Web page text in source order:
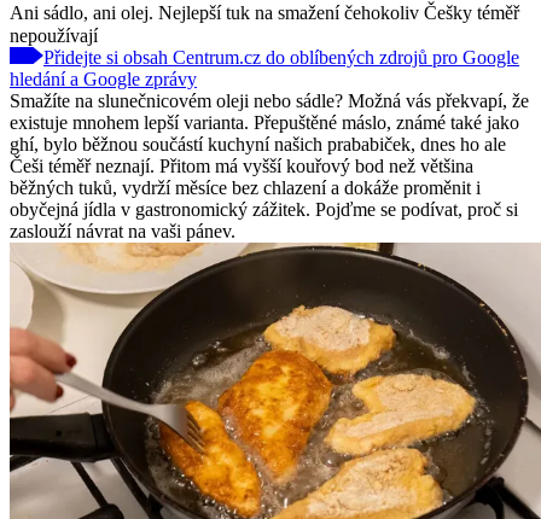
Ani sádlo, ani olej. Nejlepší tuk na smažení čehokoliv Češky téměř
nepoužívají
Přidejte si obsah Centrum.cz do oblíbených zdrojů pro Google
hledání a Google zprávy
Smažíte na slunečnicovém oleji nebo sádle? Možná vás překvapí, že
existuje mnohem lepší varianta. Přepuštěné máslo, známé také jako
ghí, bylo běžnou součástí kuchyní našich prababiček, dnes ho ale
Češi téměř neznají. Přitom má vyšší kouřový bod než většina
běžných tuků, vydrží měsíce bez chlazení a dokáže proměnit i
obyčejná jídla v gastronomický zážitek. Pojďme se podívat, proč si
zaslouží návrat na vaši pánev.